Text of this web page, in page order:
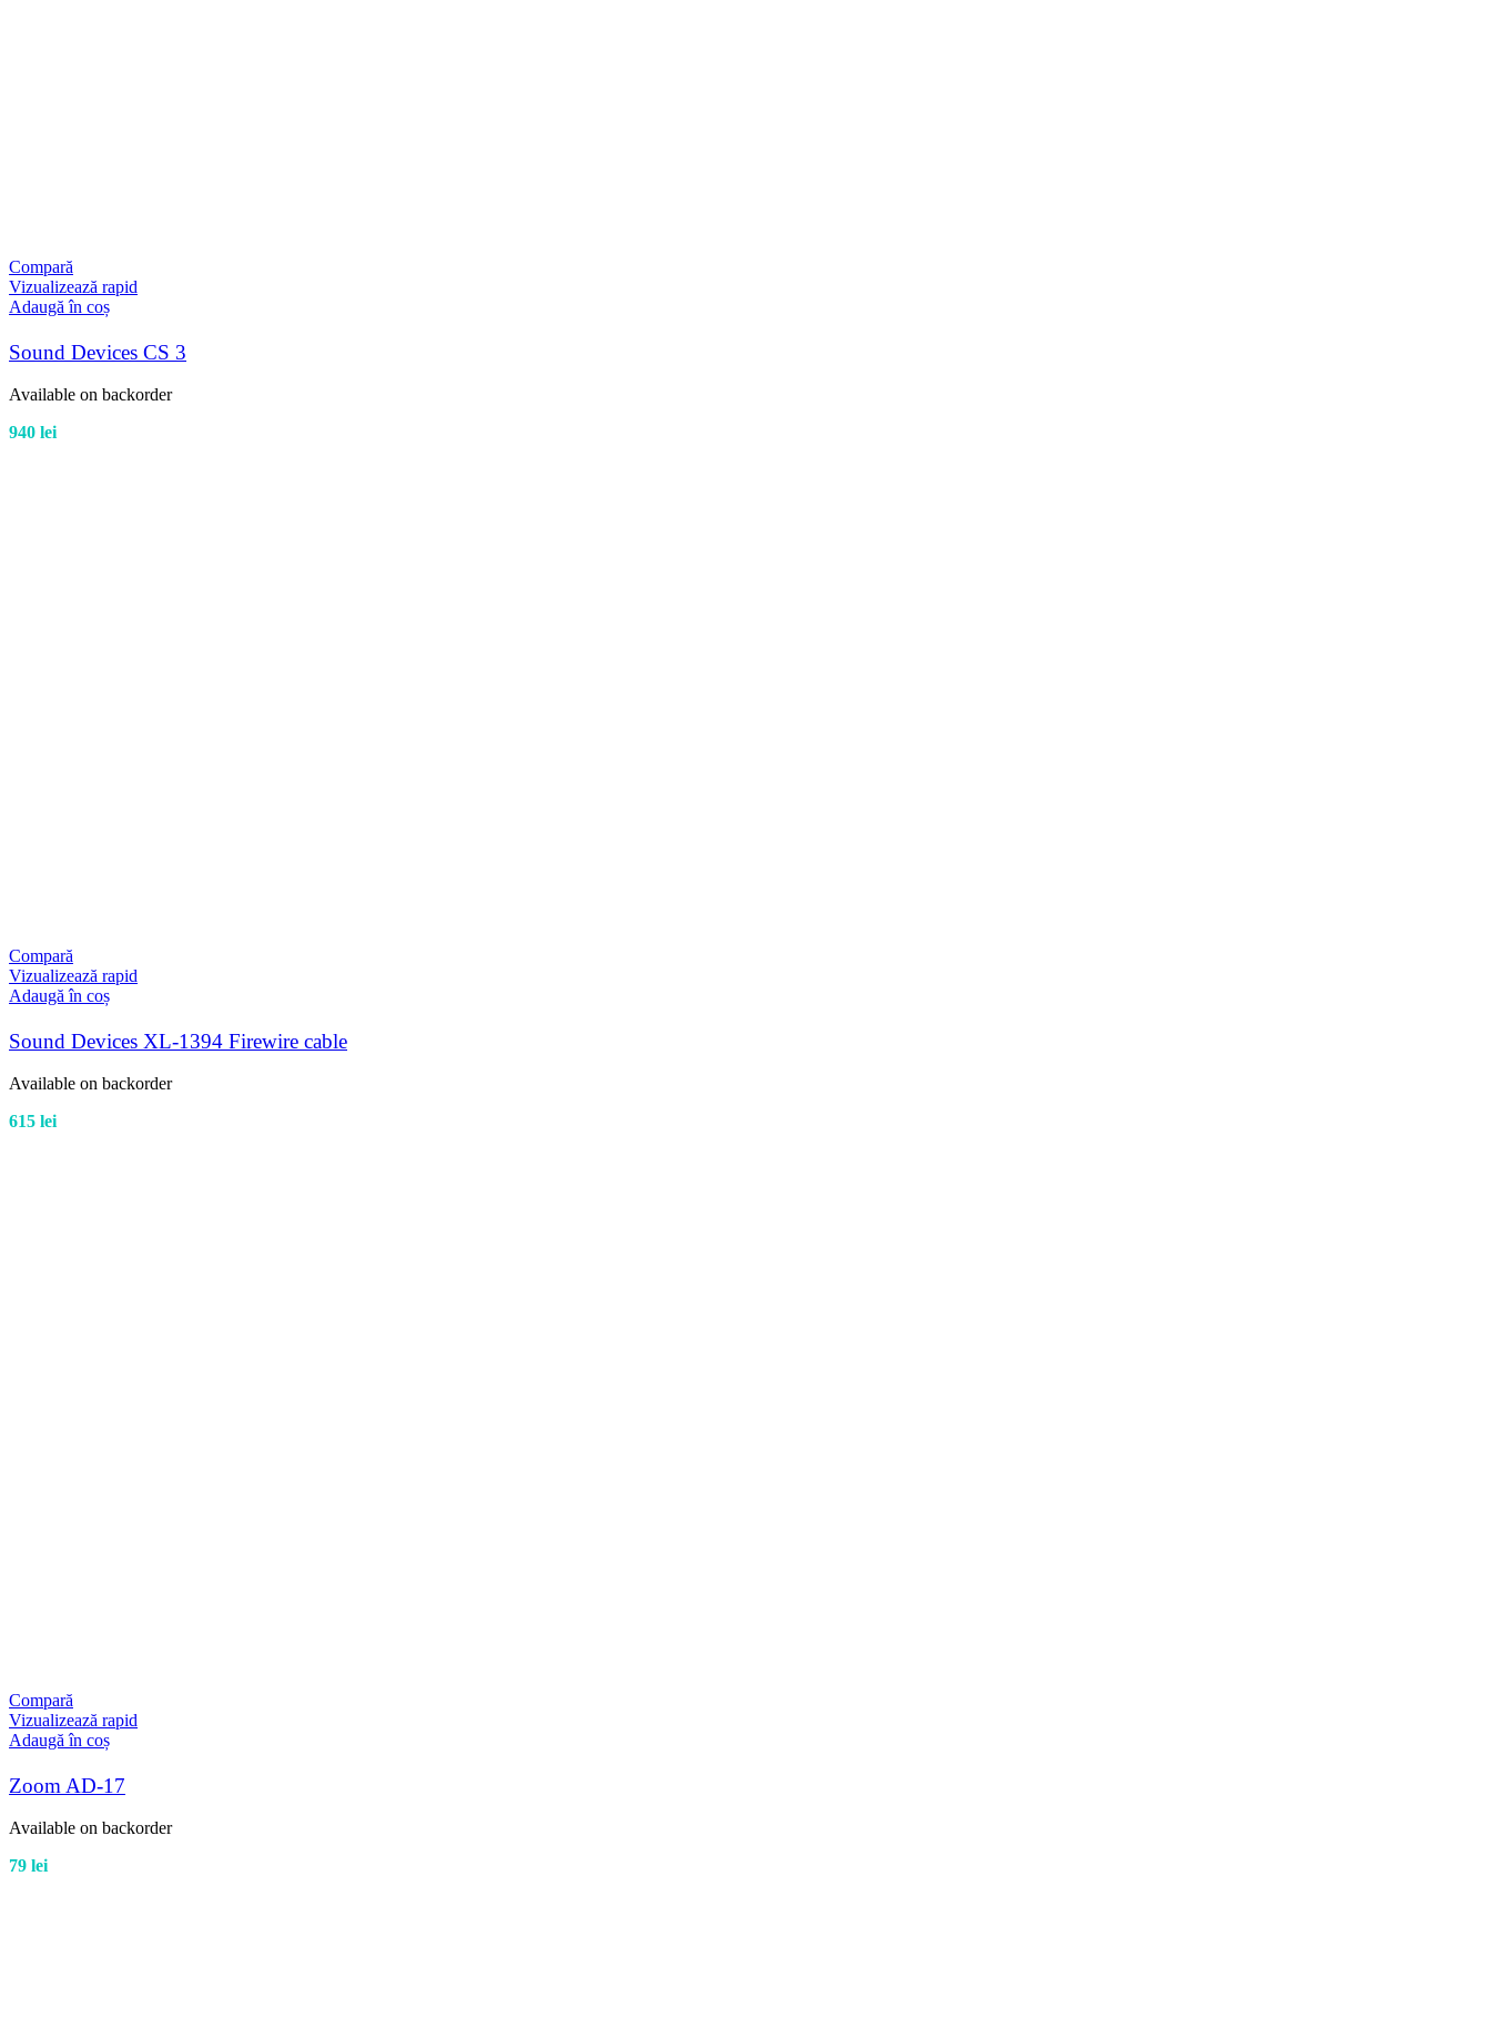
Compară
Vizualizează rapid
Adaugă în coș
Sound Devices CS 3
Available on backorder
940 lei
Compară
Vizualizează rapid
Adaugă în coș
Sound Devices XL-1394 Firewire cable
Available on backorder
615 lei
Compară
Vizualizează rapid
Adaugă în coș
Zoom AD-17
Available on backorder
79 lei